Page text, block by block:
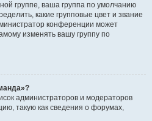
группе, ваша группа по умолчанию
какие групповые цвет и звание
конференции может
изменять вашу группу по
администраторов и модераторов
такую как сведения о форумах,